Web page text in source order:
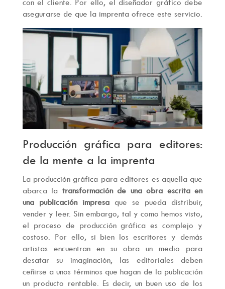
con el cliente. Por ello, el diseñador gráfico debe
asegurarse de que la imprenta ofrece este servicio.
Producción gráfica para editores:
de la mente a la imprenta
La producción gráfica para editores es aquella que
abarca la transformación de una obra escrita en
una publicación impresa que se pueda distribuir,
vender y leer. Sin embargo, tal y como hemos visto,
el proceso de producción gráfica es complejo y
costoso. Por ello, si bien los escritores y demás
artistas encuentran en su obra un medio para
desatar su imaginación, las editoriales deben
ceñirse a unos términos que hagan de la publicación
un producto rentable. Es decir, un buen uso de los